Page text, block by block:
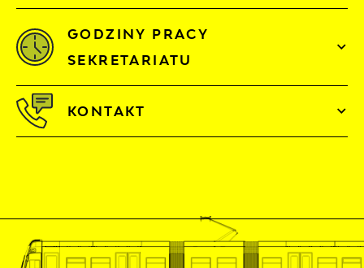
GODZINY PRACY
SEKRETARIATU
KONTAKT